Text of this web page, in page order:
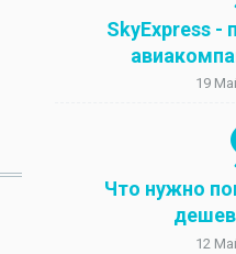
SkyExpress -
19
Что нужно
12